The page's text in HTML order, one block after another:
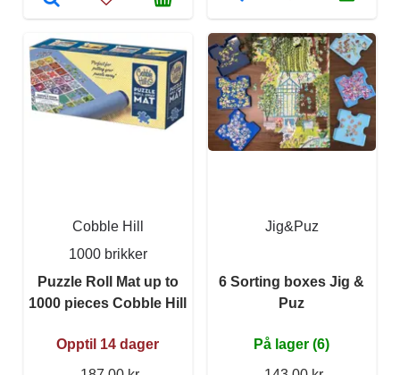
Cobble Hill
1000 brikker
Puzzle Roll Mat up to
1000 pieces Cobble Hill
Opptil 14 dager
Jig&Puz
6 Sorting boxes Jig &
Puz
På lager (6)